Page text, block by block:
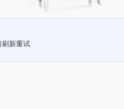
刷新重试